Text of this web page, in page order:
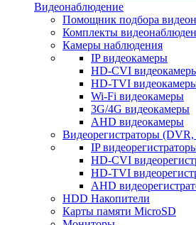
Видеонаблюдение
Помощник подбора
Комплекты
Камеры наблюдения
IP видеокамеры
HD-CVI
HD-TVI
Wi-Fi видеокамеры
3G/4G видеокамеры
AHD видеокамеры
Видеорегистраторы
IP
HD-CVI
HD-TVI
AHD
HDD Накопители
Карты памяти MicroSD